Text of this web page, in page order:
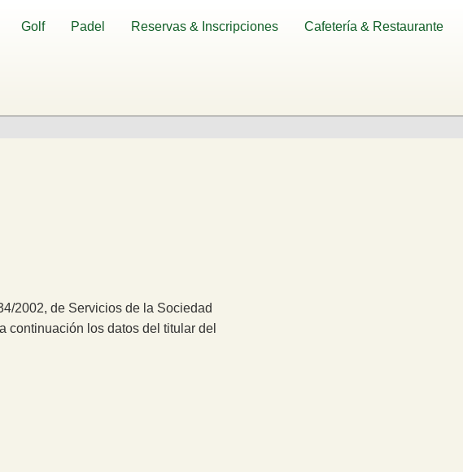
Golf Padel Reservas & Inscripciones Cafetería & Restaurante
2002, de Servicios de la Sociedad
continuación los datos del titular del